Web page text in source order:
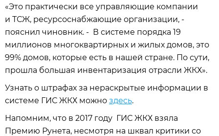
«Это практически все управляющие компании
и ТСЖ, ресурсоснабжающие организации, -
пояснил чиновник. - В системе порядка 19
миллионов многоквартирных и жилых домов, это
99% домов, которые есть в нашей стране. По сути,
прошла большая инвентаризация отрасли ЖКХ».
Узнать о штрафах за нераскрытые информации в
системе ГИС ЖКХ можно здесь.
Напомним, что в 2017 году ГИС ЖКХ взяла
Премию Рунета, несмотря на шквал критики со